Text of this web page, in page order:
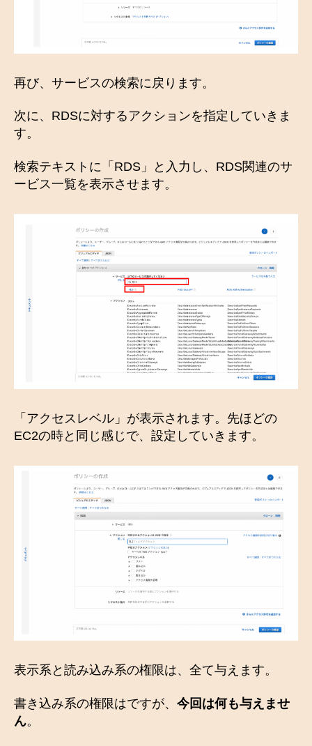
再び、サービスの検索に戻ります。
次に、RDSに対するアクションを指定していきま
す。
検索テキストに「RDS」と入力し、RDS関連のサ
ービス一覧を表示させます。
「アクセスレベル」が表示されます。先ほどの
EC2の時と同じ感じで、設定していきます。
表示系と読み込み系の権限は、全て与えます。
書き込み系の権限はですが、 今回は何も与えませ
ん。